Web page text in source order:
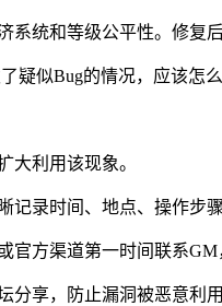
系统和等级公平性。修复
疑似Bug的情况，应该怎么
大利用该现象。
记录时间、地点、操作步骤
官方渠道第一时间联系
分享，防止漏洞被恶意利